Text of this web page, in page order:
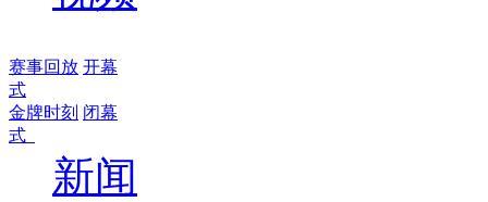
赛事回放 开幕
式
金牌时刻 闭幕
式
新闻